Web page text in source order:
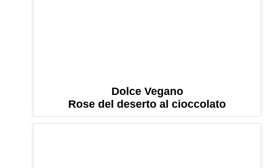
Dolce Vegano
Rose del deserto al cioccolato